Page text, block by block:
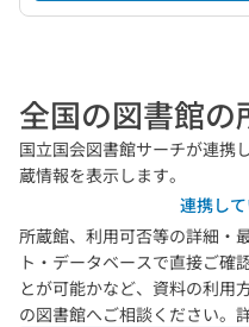
全国の図書館の
国立国会図書館サーチが連携
蔵情報を表示します。
連携し
所蔵館、利用可否等の詳細・
ト・データベースで直接ご確
とが可能かなど、資料の利用
の図書館へご相談ください。